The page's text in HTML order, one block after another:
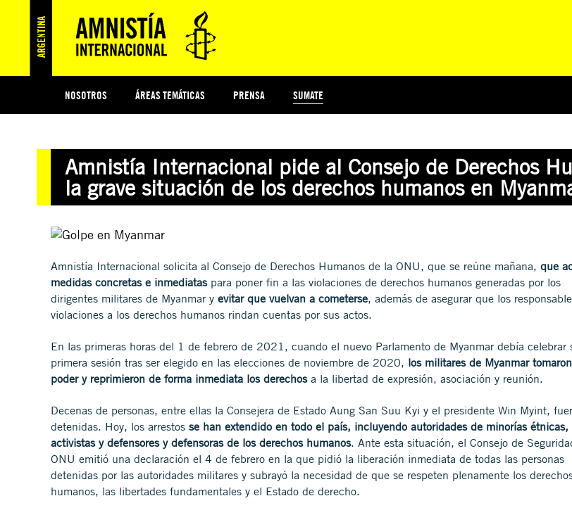
NOSOTROS ÁREAS TEMÁTICAS PRENSA SUMATE
PREGUNTAS FRECUENTES
Amnistía Internacional pide al Consejo de Derechos
la grave situación de los derechos humanos en
Amnistía Internacional solicita al Consejo de Derechos Humanos de la ONU, que se reúne mañana, que
medidas concretas e inmediataspara poner fin a las violaciones de derechos humanos generadas por los
dirigentes militares de Myanmar y evitar que vuelvan a cometerse, además de asegurar que los
violaciones a los derechos humanos rindan cuentas por sus actos.
En las primeras horas del 1 de febrero de 2021, cuando el nuevo Parlamento de Myanmar debía celebrar
primera sesión tras ser elegido en las elecciones de noviembre de 2020, los militares de Myanmar
poder y reprimieron de forma inmediata los derechosa la libertad de expresión, asociación y reunión.
Decenas de personas, entre ellas la Consejera de Estado Aung San Suu Kyi y el presidente Win Myint,
detenidas. Hoy, los arrestos se han extendido en todo el país, incluyendo autoridades de minorías étnicas,
activistas y defensores y defensoras de los derechos humanos. Ante esta situación, el Consejo de
ONU emitió una declaración el 4 de febrero en la que pidió la liberación inmediata de todas las personas
detenidas por las autoridades militares y subrayó la necesidad de que se respeten plenamente los
humanos, las libertades fundamentales y el Estado de derecho.